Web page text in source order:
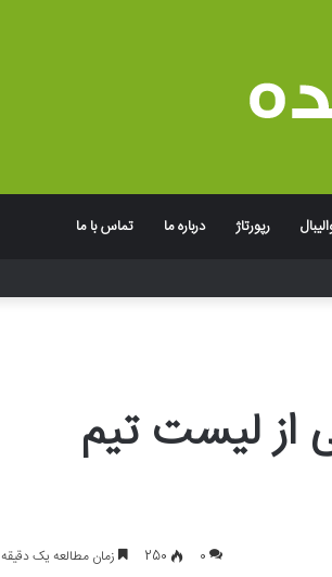
رپورتاژ درباره ما تماس با ما
لیست تیم
0
250 زمان مطالعه یک دقیقه